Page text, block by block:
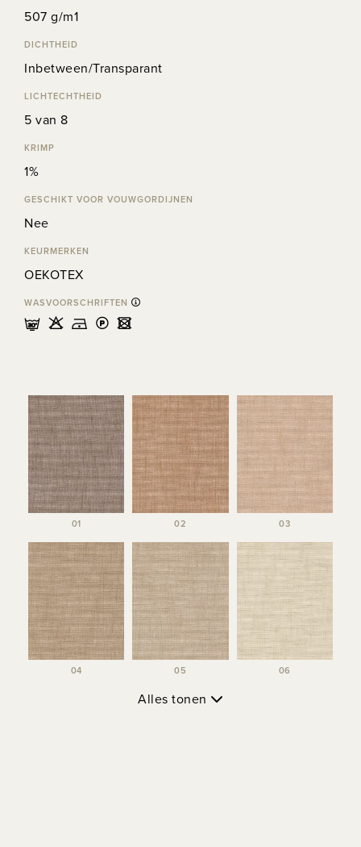
507 g/m1
DICHTHEID
Inbetween/Transparant
LICHTECHTHEID
5 van 8
KRIMP
1%
GESCHIKT VOOR VOUWGORDIJNEN
Nee
KEURMERKEN
OEKOTEX
WASVOORSCHRIFTEN
mHDLU
01 02 03
04 05 06
Alles tonen